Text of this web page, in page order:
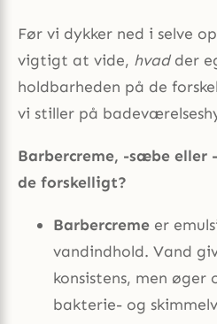
Før vi dykker ned i selve
vigtigt at vide, hvadder
holdbarheden på de
vi stiller på
Barbercreme, -sæbe eller
de forskelligt?
Barbercreme er
vandindhold. Vand
konsistens, men øger
bakterie- og